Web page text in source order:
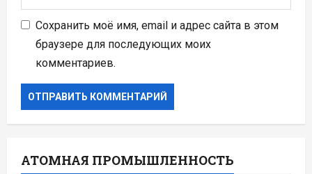
Сохранить моё имя, email и адрес сайта в этом
браузере для последующих моих
комментариев.
АТОМНАЯ ПРОМЫШЛЕННОСТЬ